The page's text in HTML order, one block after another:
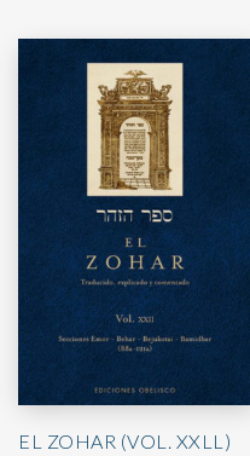
EL ZOHAR (VOL. XXLL)